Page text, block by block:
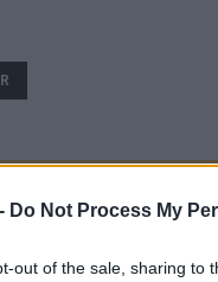
Do Not Process My
out of the sale, sharing to